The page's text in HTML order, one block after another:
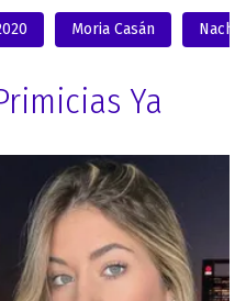
Moria Casán
Ya